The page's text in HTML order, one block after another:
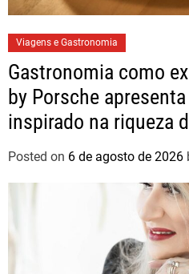
Viagens e Gastronomia
Gastronomia como
by Porsche
inspirado na riqueza
brasileiros
Posted on 6 de agosto de 2026